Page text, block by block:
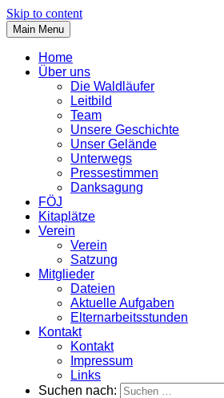
Skip to content
Main Menu
Home
Über uns
Die Waldläufer
Leitbild
Team
Unsere Geschichte
Unser Gelände
Unterwegs
Pressestimmen
Danksagung
FÖJ
Kitaplätze
Verein
Verein
Satzung
Mitglieder
Dateien
Aktuelle Aufgaben
Elternarbeitsstunden
Kontakt
Kontakt
Impressum
Links
Suchen nach: